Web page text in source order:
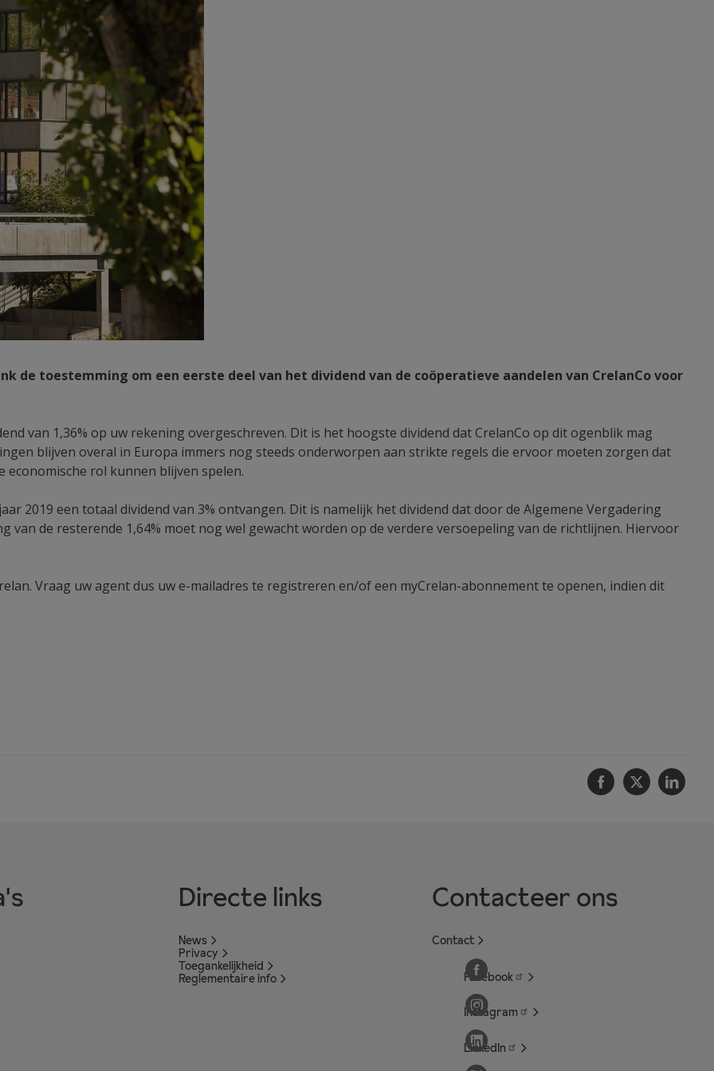
de toestemming om een eerste deel van het dividend van de coöperatieve aandelen van CrelanCo voor
van 1,36% op uw rekening overgeschreven. Dit is het hoogste dividend dat CrelanCo op dit ogenblik mag
blijven overal in Europa immers nog steeds onderworpen aan strikte regels die ervoor moeten zorgen dat
rol kunnen blijven spelen.
2019 een totaal dividend van 3% ontvangen. Dit is namelijk het dividend dat door de Algemene Vergadering
van de resterende 1,64% moet nog wel gewacht worden op de verdere versoepeling van de richtlijnen. Hiervoor
Vraag uw agent dus uw e-mailadres te registreren en/of een myCrelan-abonnement te openen, indien dit
Facebook
Twitter
Directe links
News
Privacy
Toegankelijkheid
Reglementaire info
Contacteer ons
Contact
Facebook
Instagram
LinkedIn